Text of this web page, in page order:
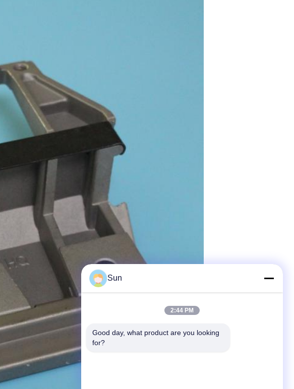
Sun
2:44 PM
Good day, what product are you looking
for?